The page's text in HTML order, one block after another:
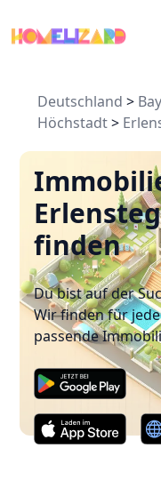
Deutschland >
Höchstadt>
finden
Du bist auf der
Wir finden für
passende